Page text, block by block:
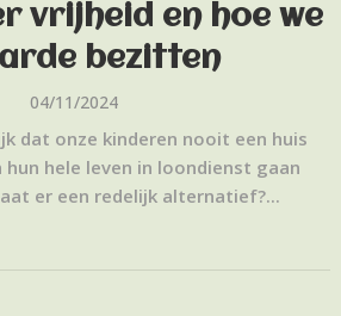
vrijheid en hoe we
bezitten
04/11/2024
dat onze kinderen nooit een huis
hele leven in loondienst gaan
er een redelijk alternatief?...